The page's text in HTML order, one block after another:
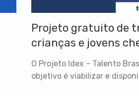
Projeto gratuito de
crianças e jovens
como participar!
O Projeto Idex – Talento
objetivo é viabilizar e